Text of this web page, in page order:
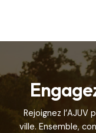
Rejoignez
ville. Ensemble,